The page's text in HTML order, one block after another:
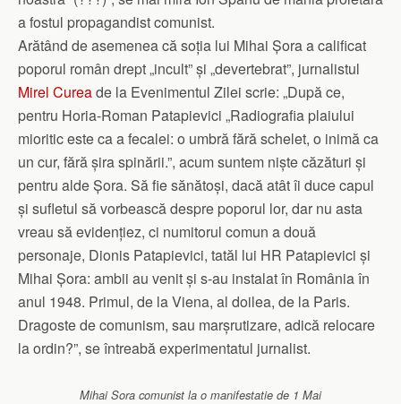
a fostul propagandist comunist.
Arătând de asemenea că soția lui Mihai Șora a calificat
poporul român drept „incult” și „devertebrat”, jurnalistul
Mirel Cureade la Evenimentul Zilei scrie: „După ce,
pentru Horia-Roman Patapievici „Radiografia plaiului
mioritic este ca a fecalei: o umbră fără schelet, o inimă ca
un cur, fără șira spinării.”, acum suntem niște căzături și
pentru alde Șora. Să fie sănătoși, dacă atât îi duce capul
și sufletul să vorbească despre poporul lor, dar nu asta
vreau să evidențiez, ci numitorul comun a două
personaje, Dionis Patapievici, tatăl lui HR Patapievici și
Mihai Șora: ambii au venit și s-au instalat în România în
anul 1948. Primul, de la Viena, al doilea, de la Paris.
Dragoste de comunism, sau marșrutizare, adică relocare
la ordin?”, se întreabă experimentatul jurnalist.
Mihai Sora comunist la o manifestatie de 1 Mai